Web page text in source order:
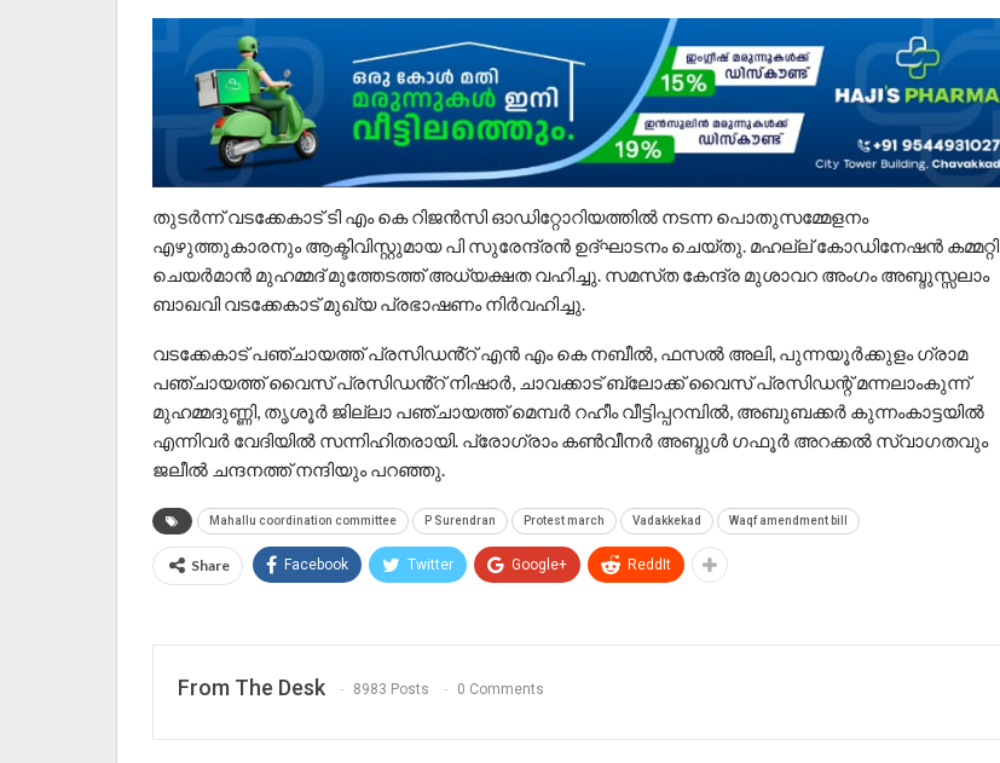
തുടർന്ന് വടക്കേകാട് ടി എം കെ റിജൻസി ഓഡിറ്റോറിയത്തിൽ നടന്ന പൊതുസമ്മേളനം
എഴുത്തുകാരനും ആക്ടിവിസ്റ്റുമായ പി സുരേന്ദ്രൻ ഉദ്ഘാടനം ചെയ്തു. മഹല്ല് കോഡിനേഷൻ കമ്മറ്റി
ചെയർമാൻ മുഹമ്മദ് മുത്തേടത്ത് അധ്യക്ഷത വഹിച്ചു. സമസ്‌ത കേന്ദ്ര മുശാവറ അംഗം അബ്ദുസ്സലാം
ബാഖവി വടക്കേകാട് മുഖ്യ പ്രഭാഷണം നിർവഹിച്ചു.
വടക്കേകാട് പഞ്ചായത്ത് പ്രസിഡൻ്റ് എൻ എം കെ നബീൽ, ഫസൽ അലി, പുന്നയൂർക്കുളം ഗ്രാമ
പഞ്ചായത്ത് വൈസ് പ്രസിഡൻ്റ് നിഷാർ, ചാവക്കാട് ബ്ലോക്ക് വൈസ് പ്രസിഡന്റ് മന്നലാംകുന്ന്
മുഹമ്മദുണ്ണി, തൃശൂർ ജില്ലാ പഞ്ചായത്ത് മെമ്പർ റഹീം വീട്ടിപ്പറമ്പിൽ, അബുബക്കർ കുന്നംകാട്ടയിൽ
എന്നിവർ വേദിയിൽ സന്നിഹിതരായി. പ്രോഗ്രാം കൺവീനർ അബ്ദുൾ ഗഫൂർ അറക്കൽ സ്വാഗതവും
ജലീൽ ചന്ദനത്ത് നന്ദിയും പറഞ്ഞു.
Mahallu coordination committee P Surendran Protest march Vadakkekad Waqf amendment bill
Share Facebook Twitter Google+ ReddIt
From The Desk 8983 Posts 0 Comments